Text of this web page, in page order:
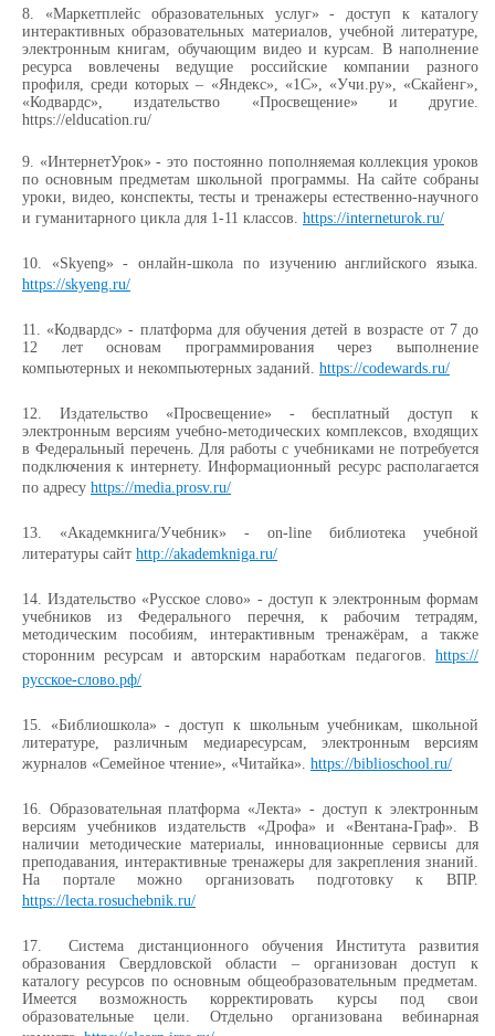
8. «Маркетплейс образовательных услуг» - доступ к каталогу
интерактивных образовательных материалов, учебной литературе,
электронным книгам, обучающим видео и курсам. В наполнение
ресурса вовлечены ведущие российские компании разного
профиля, среди которых – «Яндекс», «1С», «Учи.ру», «Скайенг»,
«Кодвардс», издательство «Просвещение» и другие.
https://elducation.ru/
9. «ИнтернетУрок» - это постоянно пополняемая коллекция уроков
по основным предметам школьной программы. На сайте собраны
уроки, видео, конспекты, тесты и тренажеры естественно-научного
и гуманитарного цикла для 1-11 классов. https://interneturok.ru/
10. «Skyeng» - онлайн-школа по изучению английского языка.
https://skyeng.ru/
11. «Кодвардс» - платформа для обучения детей в возрасте от 7 до
12 лет основам программирования через выполнение
компьютерных и некомпьютерных заданий. https://codewards.ru/
12. Издательство «Просвещение» - бесплатный доступ к
электронным версиям учебно-методических комплексов, входящих
в Федеральный перечень. Для работы с учебниками не потребуется
подключения к интернету. Информационный ресурс располагается
по адресу https://media.prosv.ru/
13. «Академкнига/Учебник» - on-line библиотека учебной
литературы сайт http://akademkniga.ru/
14.Издательство «Русское слово» - доступ к электронным формам
учебников из Федерального перечня, к рабочим тетрадям,
методическим пособиям, интерактивным тренажёрам, а также
сторонним ресурсам и авторским наработкам педагогов. https://
русское-слово.рф/
15. «Библиошкола» - доступ к школьным учебникам, школьной
литературе, различным медиаресурсам, электронным версиям
журналов «Семейное чтение», «Читайка». https://biblioschool.ru/
16. Образовательная платформа «Лекта» - доступ к электронным
версиям учебников издательств «Дрофа» и «Вентана-Граф». В
наличии методические материалы, инновационные сервисы для
преподавания, интерактивные тренажеры для закрепления знаний.
На портале можно организовать подготовку к ВПР.
https://lecta.rosuchebnik.ru/
17.
Система дистанционного обучения Института развития
образования Свердловской области – организован доступ к
каталогу ресурсов по основным общеобразовательным предметам.
Имеется возможность корректировать курсы под свои
образовательные цели. Отдельно организована вебинарная